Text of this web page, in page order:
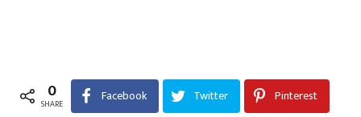
0
SHARE Facebook Twitter Pinterest